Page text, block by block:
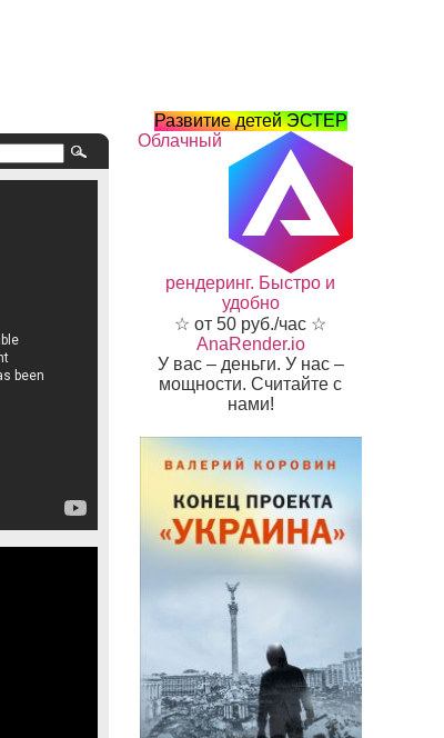
Развитие детей ЭСТЕР
Облачный
рендеринг. Быстро и
удобно
☆ от 50 руб./час ☆
AnaRender.io
У вас – деньги. У нас –
мощности. Считайте с
нами!